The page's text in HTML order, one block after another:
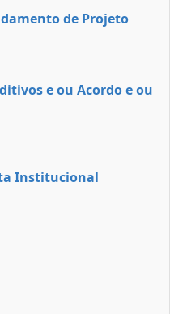
de Projeto
e ou Acordo e ou
Institucional